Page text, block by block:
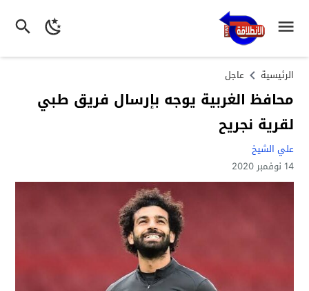
الرئيسية عاجل
محافظ الغربية يوجه بإرسال فريق طبي
لقرية نجريح
علي الشيخ
14 نوفمبر 2020